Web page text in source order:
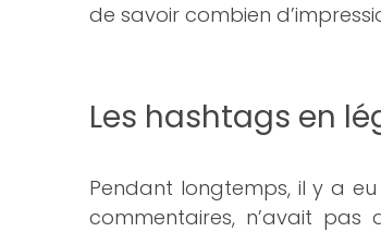
de savoir combien
Les hashtags en
Pendant longtemps, il y a
commentaires, n’avait pas